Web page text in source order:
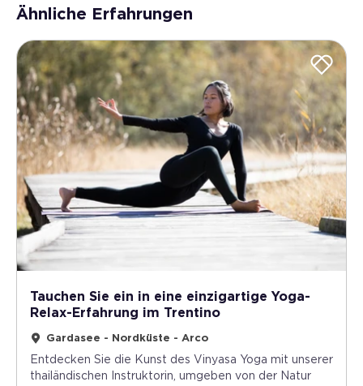
Ähnliche Erfahrungen
Tauchen Sie ein in eine einzigartige Yoga-
Relax-Erfahrung im Trentino
Gardasee - Nordküste - Arco
Entdecken Sie die Kunst des Vinyasa Yoga mit unserer
thailändischen Instruktorin, umgeben von der Natur